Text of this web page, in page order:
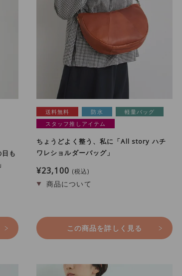
も
送料無料 防水
軽量バッグ
スタッフ推しアイテム
ちょうどよく整う、私に「All story ハチ
ワレショルダーバッグ」
¥23,100 税込
この商品を詳しく見る